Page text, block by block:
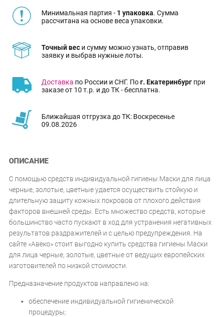
Минимальная партия - 1 упаковка. Сумма
рассчитана на основе веса упаковки.
Точный вес и сумму можно узнать, отправив
заявку и выбрав нужные лоты.
Доставка по России и СНГ. Пог. Екатеринбург при
заказе от 10 т.р. и до ТК - бесплатна.
Ближайшая отгрузка до ТК: Воскресенье
09.08.2026
ОПИСАНИЕ
С помощью средств индивидуальной гигиены Маски для лица
черные, золотые, цветные удается осуществить стойкую и
длительную защиту кожных покровов от плохого действия
факторов внешней среды. Есть множество средств, которые
большинство часто пускают в ход для устранения негативных
результатов раздражителей и с целью предупреждения. На
сайте «Авеко» стоит выгодно купить средства гигиены Маски
для лица черные, золотые, цветные от ведущих европейских
изготовителей по низкой стоимости.
Предназначение продуктов направлено на:
обеспечение индивидуальной гигиенической
процедуры;